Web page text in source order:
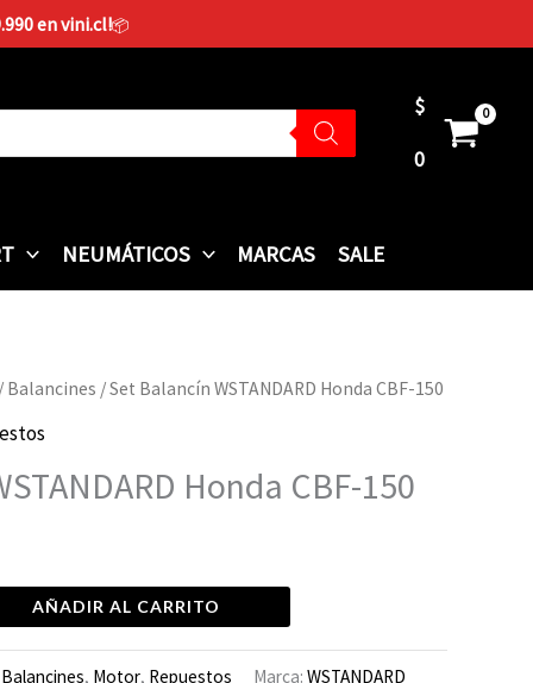
en vini.cl!📦
$
0
NEUMÁTICOS MARCAS SALE
/ Balancines / Set Balancín WSTANDARD Honda CBF-150
Honda CBF-150
AÑADIR AL CARRITO
Balancines, Motor, Repuestos Marca: WSTANDARD